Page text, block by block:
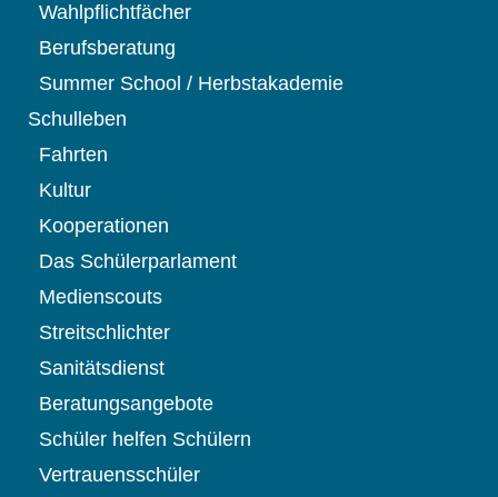
Wahlpflichtfächer
Berufsberatung
Summer School / Herbstakademie
Schulleben
Fahrten
Kultur
Kooperationen
Das Schülerparlament
Medienscouts
Streitschlichter
Sanitätsdienst
Beratungsangebote
Schüler helfen Schülern
Vertrauensschüler